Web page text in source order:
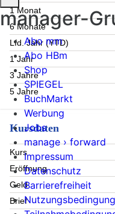
1 Monat
6 Monate
Lfd. Jahr (YTD)
1 Jahr
3 Jahre
5 Jahre
Kursdaten
Kurs
Eröffnung
Geld
Brief
manager-
Abo mm
Abo HBm
Shop
SPIEGEL
BuchMarkt
Werbung
Jobs
manage › forward
Impressum
Datenschutz
Barrierefreiheit